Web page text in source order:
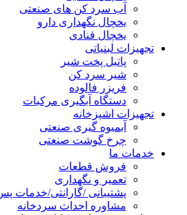
آب سرد کن های صنعتی
یخچال نگهداری دارو
یخچال قنادی
تجهیزات لبنیاتی
پاتیل پخت شیر
شیر سرد کن
فریزر فالوده
دستگاه آبگیری مرکبات
تجهیزات اشپزخانه
آبمیوه گیری صنعتی
چرخ گوشت صنعتی
خدمات ما
فروش قطعات
تعمیر و نگهداری
پشتیبانی /گارانتی/خدمات
مشاوره احداث سردخانه